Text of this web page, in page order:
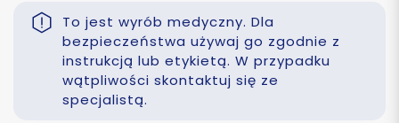
To jest wyrób medyczny. Dla
bezpieczeństwa używaj go zgodnie z
instrukcją lub etykietą. W przypadku
wątpliwości skontaktuj się ze
specjalistą.